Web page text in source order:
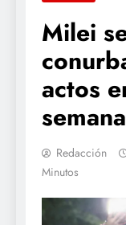
Milei
actos
Redacción
Minutos